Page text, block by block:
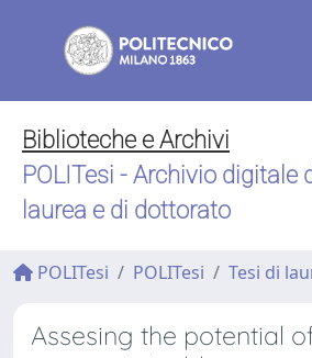
Biblioteche e Archivi
POLITesi - Archivio digitale
laurea e di dottorato
POLITesi POLITesi Tesi di
Assesing the potential